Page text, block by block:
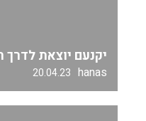
יקנעם יוצאת
hanas
20.04.23